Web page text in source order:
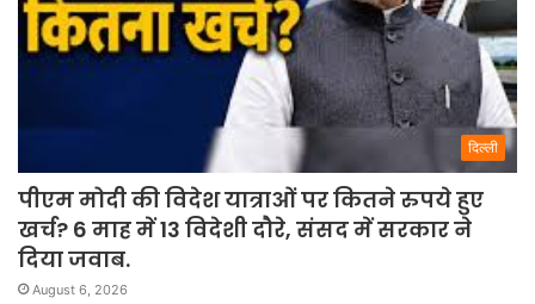
दिल्ली
पीएम मोदी की विदेश यात्राओं पर कितने रुपये हुए
खर्च? 6 माह में 13 विदेशी दौरे, संसद में सरकार ने
दिया जवाब.
August 6, 2026